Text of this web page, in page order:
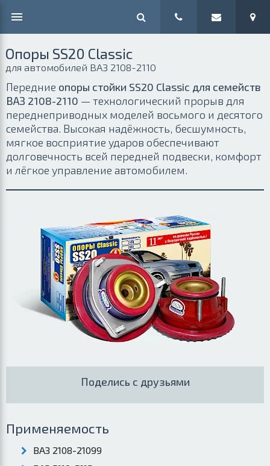
Опоры SS20 Classic
для автомобилей ВАЗ 2108-2110
Передние опоры стойки SS20 Classic для семейств
ВАЗ 2108-2110 — технологический прорыв для
переднеприводных моделей восьмого и десятого
семейства. Высокая надёжность, бесшумность,
мягкое восприятие ударов обеспечивают
долговечность всей передней подвески, комфорт
и лёгкое управление автомобилем.
Поделись с друзьями
Применяемость
ВАЗ 2108-21099